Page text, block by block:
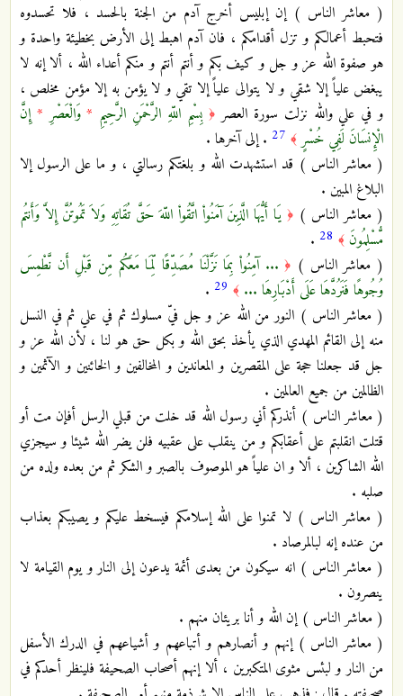
( معاشر الناس ) إن إبليس أخرج آدم من الجنة بالحسد ، فلا تحسدوه
فتحبط أعمالكم و تزل أقدامكم ، فان آدم اهبط إلى الأرض بخطيئة واحدة و
هو صفوة الله عز و جل و كيف بكم و أنتم أنتم و منكم أعداء الله ، ألا إنه لا
يبغض علياً إلا شقي و لا يتوالى علياً إلا تقي و لا يؤمن به إلا مؤمن مخلص ،
و في علي والله نزلت سورة العصر ﴿ بِسْمِ اللّهِ الرَّحْمَنِ الرَّحِيمِ *وَالْعَصْرِ *إِنَّ
الْإِنسَانَ لَفِي خُسْرٍ ﴾ 27 . إلى آخرها .
( معاشر الناس ) قد استشهدت الله و بلغتكم رسالتي ، و ما على الرسول إلا
البلاغ المبين .
( معاشر الناس ) ﴿ يَا أَيُّهَا الَّذِينَ آمَنُواْ اتَّقُواْ اللّهَ حَقَّ تُقَاتِهِ وَلاَ تَمُوتُنَّ إِلاَّ وَأَنتُم
مُّسْلِمُونَ ﴾ 28
.
( معاشر الناس ) ﴿ ... آمِنُواْ بِمَا نَزَّلْنَا مُصَدِّقًا لِّمَا مَعَكُم مِّن قَبْلِ أَن نَّطْمِسَ
وُجُوهًا فَنَرُدَّهَا عَلَى أَدْبَارِهَا ... ﴾ 29
.
( معاشر الناس ) النور من الله عز و جل فيّ مسلوك ثم في علي ثم في النسل
منه إلى القائم المهدي الذي يأخذ بحق الله و بكل حق هو لنا ، لأن الله عز و
جل قد جعلنا حجة على المقصرين و المعاندين و المخالفين و الخائنين و الآثمين و
الظالمين من جميع العالمين .
( معاشر الناس ) أنذركم أني رسول الله قد خلت من قبلي الرسل أفإن مت أو
قتلت انقلبتم على أعقابكم و من ينقلب على عقبيه فلن يضر الله شيئا و سيجزي
الله الشاكرين ، ألا و ان علياً هو الموصوف بالصبر و الشكر ثم من بعده ولده من
صلبه .
( معاشر الناس ) لا تمنوا على الله إسلامكم فيسخط عليكم و يصيبكم بعذاب
من عنده إنه لبالمرصاد .
( معاشر الناس ) انه سيكون من بعدى أئمة يدعون إلى النار و يوم القيامة لا
ينصرون .
( معاشر الناس ) إن الله و أنا بريئان منهم .
( معاشر الناس ) إنهم و أنصارهم و أتباعهم و أشياعهم في الدرك الأسفل
من النار و لبئس مثوى المتكبرين ، ألا إنهم أصحاب الصحيفة فلينظر أحدكم في